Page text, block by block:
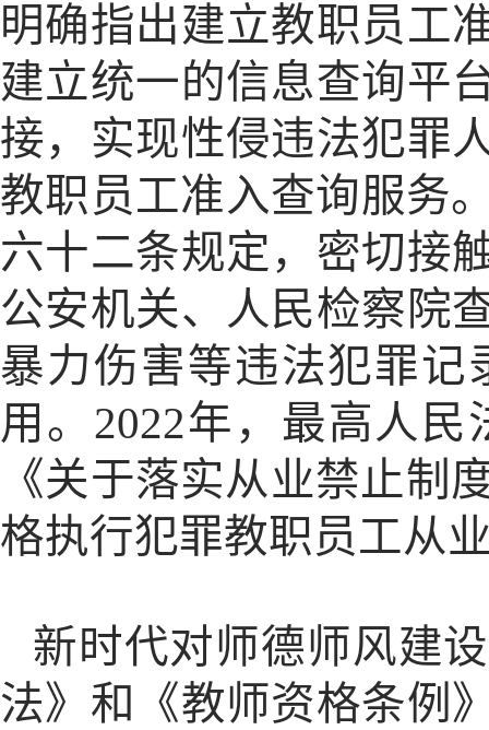
明确指出建立教职员工
建立统一的信息查询平
接，实现性侵违法犯罪
教职员工准入查询服务
六十二条规定，密切接
公安机关、人民检察院
暴力伤害等违法犯罪记
用。2022年，最高人
《关于落实从业禁止制
格执行犯罪教职员工从
新时代对师德师风建
法》和《教师资格条例